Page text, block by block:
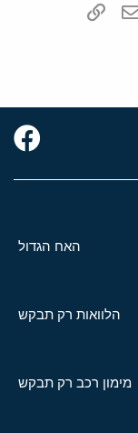
דואר אלקטרוני
האח הגדול
הלוואות רק תבקש
מימון רכב רק תבקש